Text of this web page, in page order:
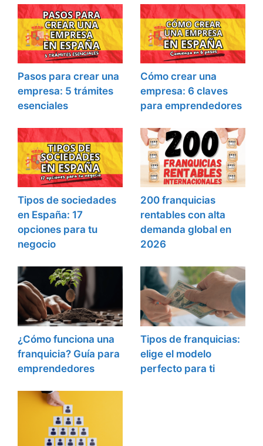
Pasos para crear una
empresa: 5 trámites
esenciales
Cómo crear una
empresa: 6 claves
para emprendedores
Tipos de sociedades
en España: 17
opciones para tu
negocio
200 franquicias
rentables con alta
demanda global en
2026
¿Cómo funciona una
franquicia? Guía para
emprendedores
Tipos de franquicias:
elige el modelo
perfecto para ti